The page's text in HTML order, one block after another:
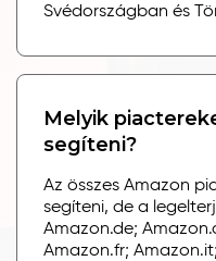
Svédországban és
Melyik
segíteni?
Az összes Amazon
segíteni, de a
Amazon.de;
Amazon.fr;